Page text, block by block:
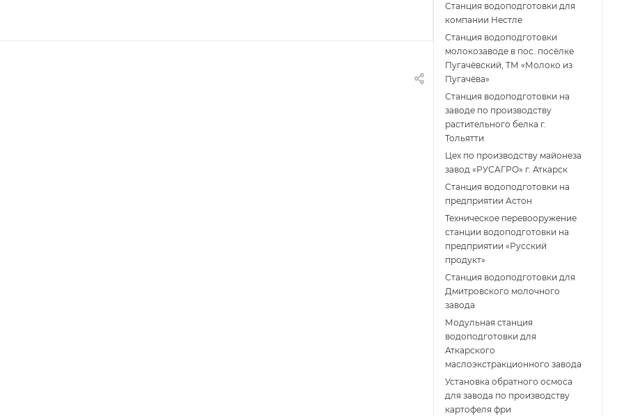
Станция водоподготовки для
компании Нестле
Станция водоподготовки
молокозаводе в пос. посёлке
Пугачёвский, ТМ «Молоко из
Пугачёва»
Станция водоподготовки на
заводе по производству
растительного белка г.
Тольятти
Цех по производству майонеза
завод «РУСАГРО» г. Аткарск
Cтанция водоподготовки на
предприятии Астон
Техническое перевооружение
станции водоподготовки на
предприятии «Русский
продукт»
Станция водоподготовки для
Дмитровского молочного
завода
Модульная станция
водоподготовки для
Аткарского
маслоэкстракционного завода
Установка обратного осмоса
для завода по производству
картофеля фри